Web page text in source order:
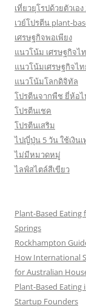
เที่ยวยุโรปด้วยตัวเอง
เวย์โปรตีน plant-
เศรษฐกิจพอเพียง
แนวโน้ม เศรษฐกิจไ
แนวโน้มเศรษฐกิจไ
แนวโน้มโลกดิจิทัล
โปรตีนจากพืช ยี่ห้อ
โปรตีนเชค
โปรตีนเสริม
ไปญี่ปุ่น 5 วัน ใช้เงิน
ไม่มีหมวดหมู่
ไลฟ์สไตล์สีเขียว
Plant-Based
Springs
Rockhampton
How International
for Australian
Plant-Based
Startup Founders